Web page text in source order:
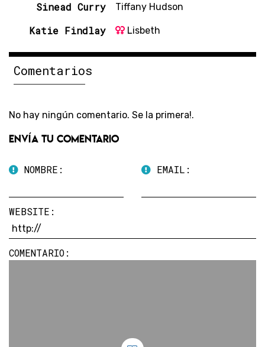
Sinead Curry Tiffany Hudson
Katie Findlay Lisbeth
Comentarios
No hay ningún comentario. Se la primera!.
Envía tu comentario
NOMBRE: EMAIL:
WEBSITE:
COMENTARIO: